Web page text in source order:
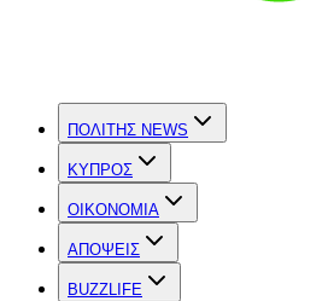
ΠΟΛΙΤΗΣ NEWS
ΚΥΠΡΟΣ
OIKONOMIA
ΑΠΟΨΕΙΣ
BUZZLIFE